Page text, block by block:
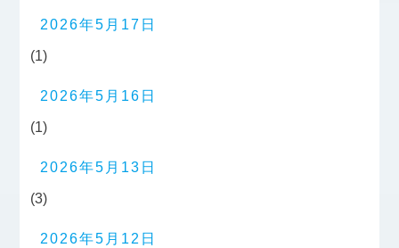
2026年5月17日
(1)
2026年5月16日
(1)
2026年5月13日
(3)
2026年5月12日